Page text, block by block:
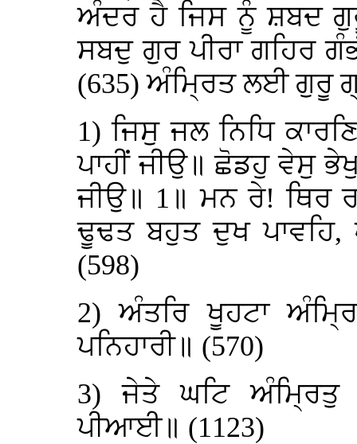
ਅੰਦਰ ਹੈ ਜਿਸ ਨੂੰ ਸ਼ਬਦ
ਸਬਦੁ ਗੁਰ ਪੀਰਾ ਗਹਿਰ
(635) ਅੰਮ੍ਰਿਤ ਲਈ ਗੁਰੂ
1) ਜਿਸੁ ਜਲ ਨਿਧਿ
ਪਾਹੀਂ ਜੀਉ॥ ਛੋਡਹੁ ਵੇਸੁ
ਜੀਉ॥ 1॥ ਮਨ ਰੇ! ਥਿਰ
ਢੂਢਤ ਬਹੁਤ ਦੁਖ ਪਾਵਹਿ,
(598)
2) ਅੰਤਰਿ ਖੂਹਟਾ
ਪਨਿਹਾਰੀ॥ (570)
3) ਜੇਤੇ ਘਟਿ ਅੰਮ੍ਰਿਤੁ
ਪੀਆਈ॥ (1123)